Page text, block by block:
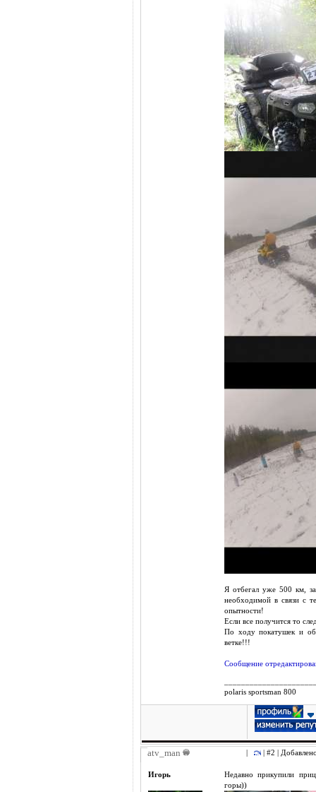
Я отбегал уже 500 км,
необходимой в связи с
опытности!
Если все получится то
По ходу покатушек и
ветке!!!
Сообщение
polaris sportsman 800
atv_man | #2 |
Игорь
Недавно прикупили
горы))